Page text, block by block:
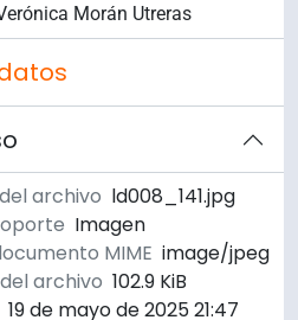
Morán Utreras
archivo ld008_141.jpg
Imagen
MIME image/jpeg
archivo 102.9 KiB
19 de mayo de 2025 21:47